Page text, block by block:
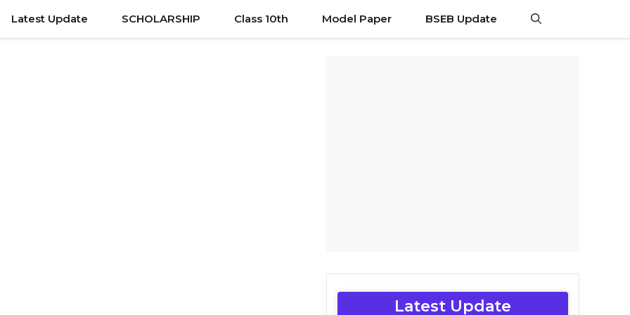
Latest Update SCHOLARSHIP Class 10th Model Paper BSEB Update
Latest Update